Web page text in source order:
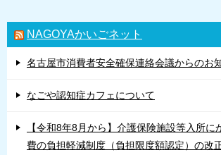
NAGOYAかいごネット
名古屋市消費者安全確保連絡会議からのお
なごや認知症カフェについて
【令和8年8月から】介護保険施設等入所に
費の負担軽減制度（負担限度額認定）の改